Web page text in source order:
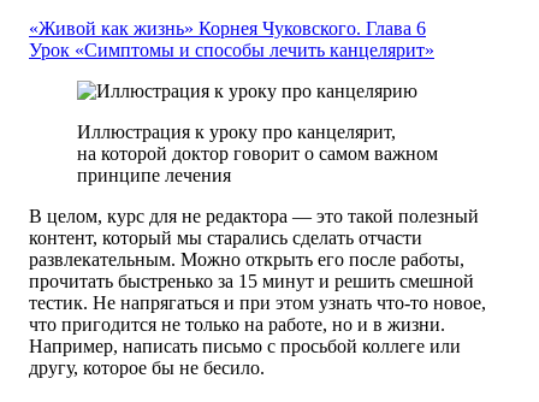
«Живой как жизнь» Корнея Чуковского. Глава 6
Урок «Симптомы и способы лечить канцелярит»
Иллюстрация к уроку про канцелярит,
на которой доктор говорит о самом важном
принципе лечения
В целом, курс для не редактора — это такой полезный
контент, который мы старались сделать отчасти
развлекательным. Можно открыть его после работы,
прочитать быстренько за 15 минут и решить смешной
тестик. Не напрягаться и при этом узнать что-то новое,
что пригодится не только на работе, но и в жизни.
Например, написать письмо с просьбой коллеге или
другу, которое бы не бесило.